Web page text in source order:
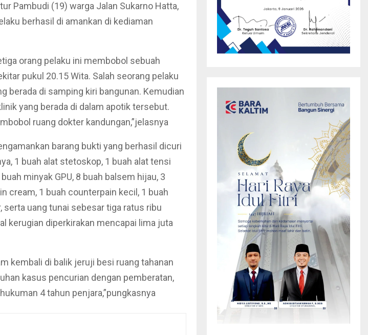
Pambudi (19) warga Jalan Sukarno Hatta,
berhasil di amankan di kediaman
orang pelaku ini membobol sebuah
pukul 20.15 Wita. Salah seorang pelaku
berada di samping kiri bangunan. Kemudian
yang berada di dalam apotik tersebut.
ruang dokter kandungan,”jelasnya
barang bukti yang berhasil dicuri
1 buah alat stetoskop, 1 buah alat tensi
minyak GPU, 8 buah balsem hijau, 3
cream, 1 buah counterpain kecil, 1 buah
serta uang tunai sebesar tiga ratus ribu
kerugian diperkirakan mencapai lima juta
kembali di balik jeruji besi ruang tahanan
kasus pencurian dengan pemberatan,
4 tahun penjara,”pungkasnya